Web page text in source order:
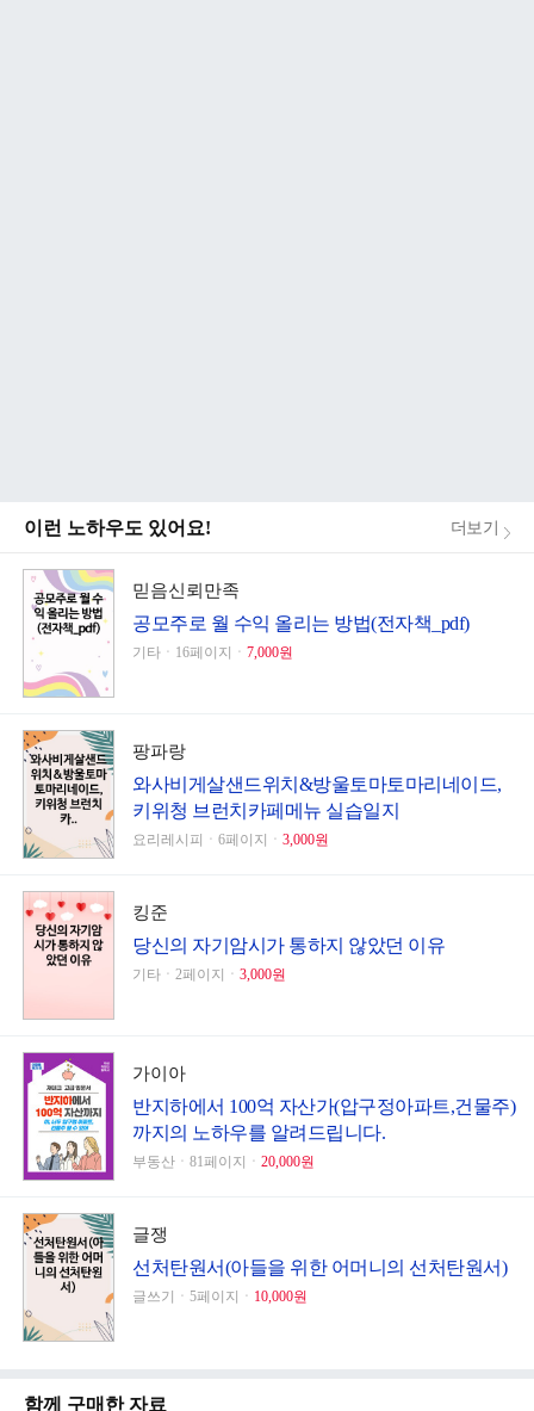
이런 노하우도 있어요! 더보기
믿음신뢰만족
공모주로 월 수익 올리는 방법(전자책_pdf)
기타ㆍ16페이지ㆍ 7,000원
팡파랑
와사비게살샌드위치&방울토마토마리네이드,
키위청 브런치카페메뉴 실습일지
요리레시피ㆍ6페이지ㆍ 3,000원
킹준
당신의 자기암시가 통하지 않았던 이유
기타ㆍ2페이지ㆍ 3,000원
가이아
반지하에서 100억 자산가(압구정아파트,건물주)
까지의 노하우를 알려드립니다.
부동산ㆍ81페이지ㆍ 20,000원
글쟁
선처탄원서(아들을 위한 어머니의 선처탄원서)
글쓰기ㆍ5페이지ㆍ 10,000원
함께 구매한 자료